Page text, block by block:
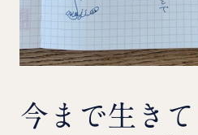
今まで生き